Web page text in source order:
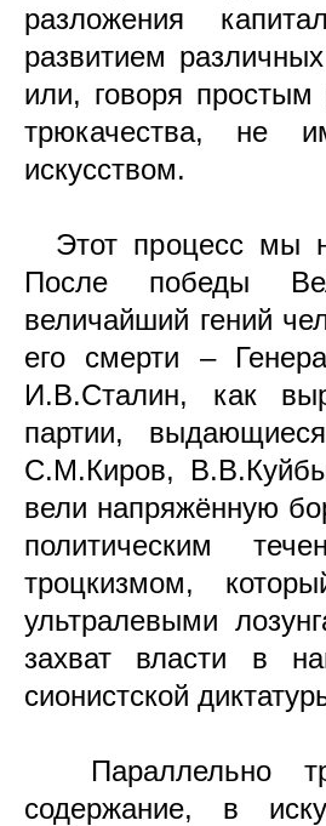
разложения
развитием
или, говоря простым
трюкачества, не
искусством.
Этот процесс мы
После победы
величайший гений
его смерти –
И.В.Сталин, как
партии,
С.М.Киров,
вели напряжённую
политическим
троцкизмом,
ультралевыми
захват власти в
сионистской
Параллельно
содержание, в